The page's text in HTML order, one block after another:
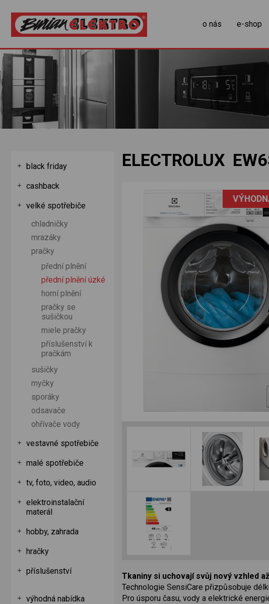
o nás e-shop
ELECTROLUX
Tkaniny si uchovají svůj nový vzhled
Technologie SensiCare přizpůsobuje
Pro úsporu času, vody a elektrické
black friday
cashback
velké spotřebiče
chladničky
mrazáky
pračky
přední plnění
přední plnění úzké
horní plnění
pračky se
sušičkou
miele pračky
příslušenství k
pračkám
sušičky
myčky
sporáky
odsavače
ohřívače vody
vestavné spotřebiče
malé spotřebiče
tv, foto, video, audio
elektroinstalační
materál
hobby, zahrada
hračky
příslušenství
výhodná nabídka